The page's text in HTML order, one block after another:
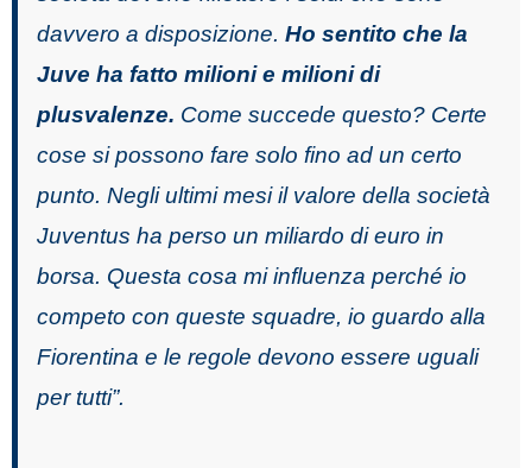
davvero a disposizione. Ho sentito che la
Juve ha fatto milioni e milioni di
plusvalenze. Come succede questo? Certe
cose si possono fare solo fino ad un certo
punto. Negli ultimi mesi il valore della società
Juventus ha perso un miliardo di euro in
borsa. Questa cosa mi influenza perché io
competo con queste squadre, io guardo alla
Fiorentina e le regole devono essere uguali
per tutti”.